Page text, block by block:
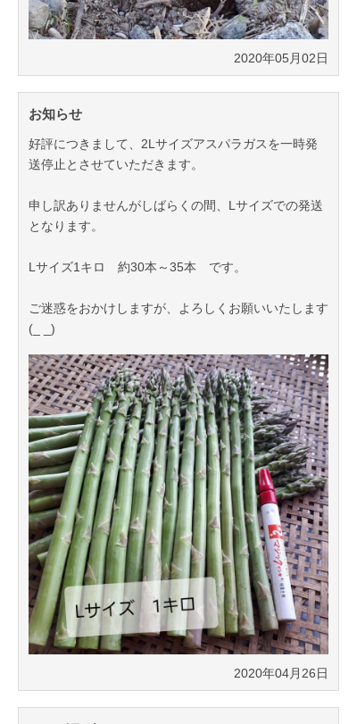
2020年05月08日
2020年05月02日
お知らせ
好評につきまして、2Lサイズアスパラガスを一時発
送停止とさせていただきます。
申し訳ありませんがしばらくの間、Lサイズでの発送
となります。
Lサイズ1キロ 約30本～35本 です。
ご迷惑をおかけしますが、よろしくお願いいたします
(_ _)
2020年04月26日